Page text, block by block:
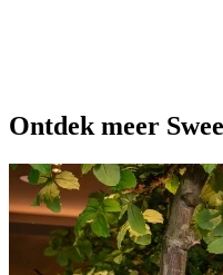
Ontdek meer